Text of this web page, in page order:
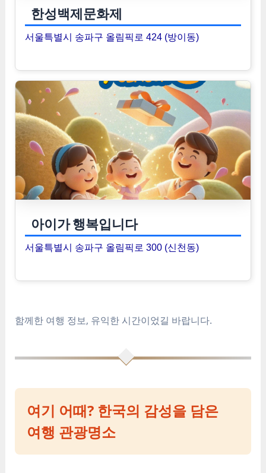
한성백제문화제
서울특별시 송파구 올림픽로 424 (방이동)
아이가 행복입니다
서울특별시 송파구 올림픽로 300 (신천동)
함께한 여행 정보, 유익한 시간이었길 바랍니다.
여기 어때? 한국의 감성을 담은
여행 관광명소